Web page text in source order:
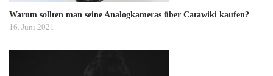
Warum sollten man seine Analogkameras über Catawiki kaufen?
16. Juni 2021